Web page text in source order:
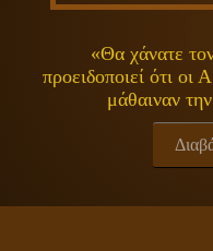
«Θα χάνατε
προειδοποιεί ότι οι
μάθαιναν